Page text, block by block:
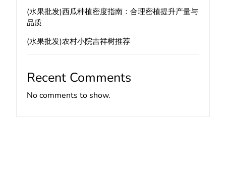
(水果批发)西瓜种植密度指南：合理密植提升产量与
品质
(水果批发)农村小院吉祥树推荐
Recent Comments
No comments to show.